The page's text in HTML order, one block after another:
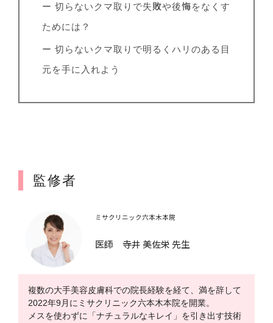
ー 切らないクマ取りで失敗や後悔をなくす
ためには？
ー 切らないクマ取りで明るくハリのある目
元を手に入れよう
監修者
ミサクリニック六本木本院
医師 寺井 美佐栄 先生
複数の大手美容皮膚科での院長経験を経て、満を辞して
2022年9月にミサクリニック六本木本院を開業。
メスを使わずに「ナチュラルなキレイ」を引き出す技術